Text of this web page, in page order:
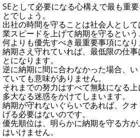
SEとして必要になる心構えで最も重
とでしょう。
出社の時間を守ることは社会人とし
業スピードを上げて納期を守るとい
何よりも優先すべき最重要事項になり
納期さえ守れていれば、最低限の仕
とになります。
逆に納期に間に合わなかった場合、
ていても意味がありません。
それまでの努力はすべて無駄になる
多大なる迷惑をかけてしまいます。
納期が守れないぐらいであれば、ク
げる必要はないのです。
優先順位は、明らかに納期を守る方
はいけません。